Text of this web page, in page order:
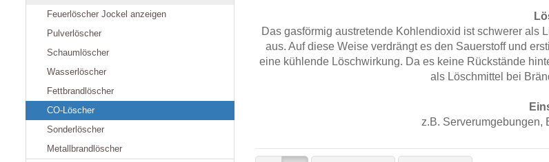
Das gasförmig austretende Kohlendioxid ist schwerer als
aus. Auf diese Weise verdrängt es den Sauerstoff und
eine kühlende Löschwirkung. Da es keine Rückstände
als Löschmittel bei
z.B. Serverumgebungen,
Feuerlöscher Jockel anzeigen
Pulverlöscher
Schaumlöscher
Wasserlöscher
Fettbrandlöscher
CO-Löscher
Sonderlöscher
Metallbrandlöscher